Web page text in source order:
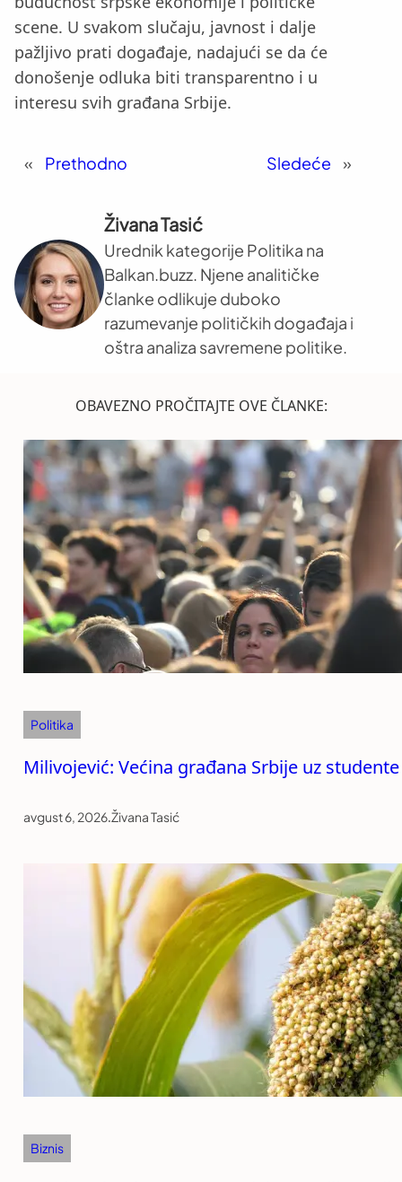
scene. U svakom slučaju, javnost i dalje
pažljivo prati događaje, nadajući se da će
donošenje odluka biti transparentno i u
interesu svih građana Srbije.
« Prethodno Sledeće »
Živana Tasić
Urednik kategorije Politika na
Balkan.buzz. Njene analitičke
članke odlikuje duboko
razumevanje političkih događaja i
oštra analiza savremene politike.
OBAVEZNO PROČITAJTE OVE ČLANKE:
Politika
Milivojević: Većina građana Srbije uz studente
avgust 6, 2026.Živana Tasić
Biznis